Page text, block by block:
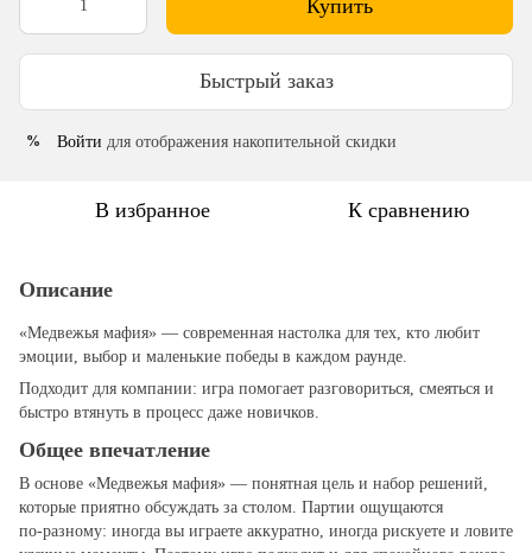
Купить
Быстрый заказ
% Войти для отображения накопительной скидки
В избранное К сравнению
Описание
«Медвежья мафия» — современная настолка для тех, кто любит
эмоции, выбор и маленькие победы в каждом раунде.
Подходит для компании: игра помогает разговориться, смеяться и
быстро втянуть в процесс даже новичков.
Общее впечатление
В основе «Медвежья мафия» — понятная цель и набор решений,
которые приятно обсуждать за столом. Партии ощущаются
по‑разному: иногда вы играете аккуратно, иногда рискуете и ловите